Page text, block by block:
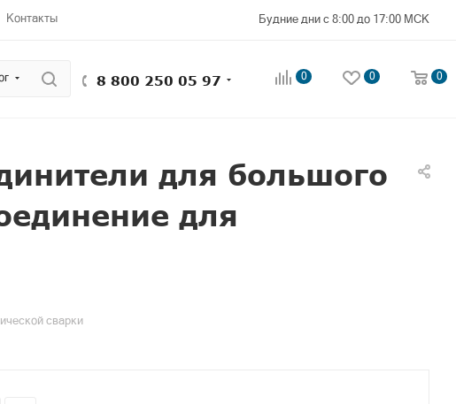
Контакты Будние дни с 8:00 до 17:00 МСК
8 800 250 05 97 0 0 0
для большого
для
сварки